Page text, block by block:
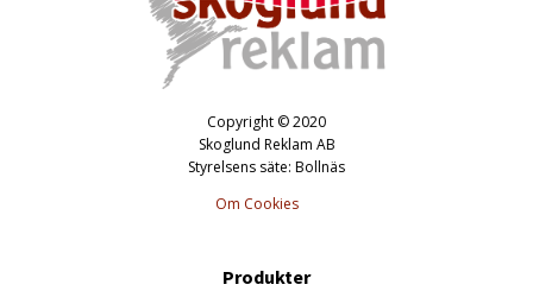
Copyright © 2020
Skoglund Reklam AB
Styrelsens säte: Bollnäs
Om Cookies
Produkter